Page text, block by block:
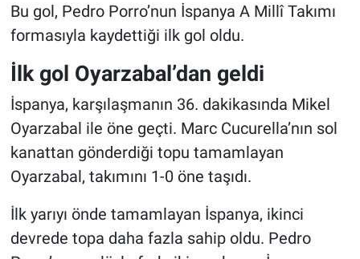
Bu gol, Pedro Porro’nun İspanya A Millî Takımı
formasıyla kaydettiği ilk gol oldu.
İlk gol Oyarzabal’dan geldi
İspanya, karşılaşmanın 36. dakikasında Mikel
Oyarzabal ile öne geçti. Marc Cucurella’nın sol
kanattan gönderdiği topu tamamlayan
Oyarzabal, takımını 1-0 öne taşıdı.
İlk yarıyı önde tamamlayan İspanya, ikinci
devrede topa daha fazla sahip oldu. Pedro